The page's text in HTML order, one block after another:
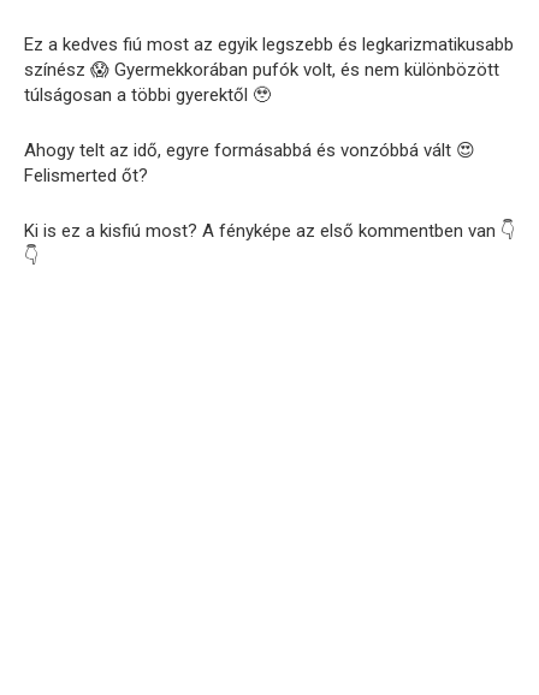
Ez a kedves fiú most az egyik legszebb és legkarizmatikusabb
színész 😱 Gyermekkorában pufók volt, és nem különbözött
túlságosan a többi gyerektől 🥹
Ahogy telt az idő, egyre formásabbá és vonzóbbá vált 😍
Felismerted őt?
Ki is ez a kisfiú most? A fényképe az első kommentben van 👇
👇